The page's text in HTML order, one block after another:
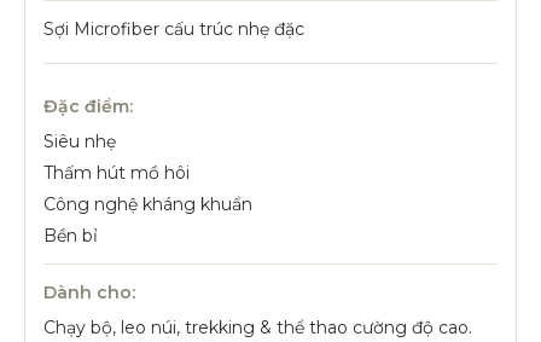
Sợi Microfiber cấu trúc nhẹ đặc
Đặc điểm:
Siêu nhẹ
Thấm hút mồ hôi
Công nghệ kháng khuẩn
Bền bỉ
Dành cho:
Chạy bộ, leo núi, trekking & thể thao cường độ cao.